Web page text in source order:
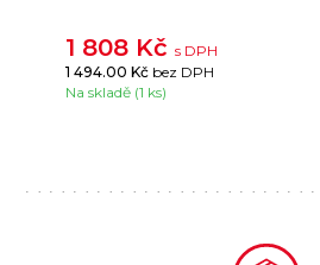
1 808 Kčs DPH
1 494.00 Kč bez DPH
Na skladě (1 ks)